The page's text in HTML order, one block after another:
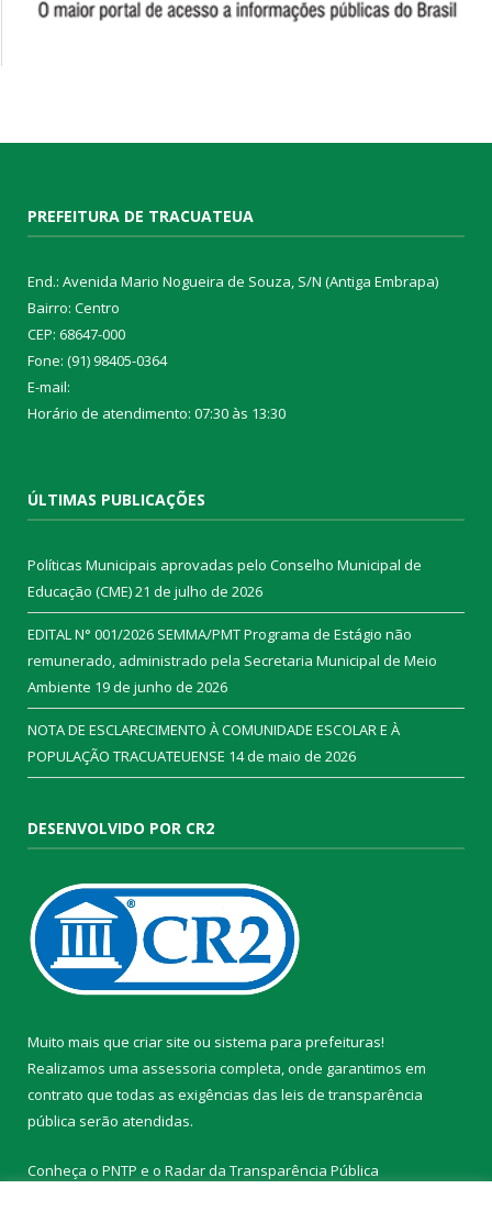
PREFEITURA DE TRACUATEUA
End.: Avenida Mario Nogueira de Souza, S/N (Antiga Embrapa)
Bairro: Centro
CEP: 68647-000
Fone: (91) 98405-0364
E-mail:
Horário de atendimento: 07:30 às 13:30
ÚLTIMAS PUBLICAÇÕES
Políticas Municipais aprovadas pelo Conselho Municipal de
Educação (CME)21 de julho de 2026
EDITAL N° 001/2026 SEMMA/PMT Programa de Estágio não
remunerado, administrado pela Secretaria Municipal de Meio
Ambiente 19 de junho de 2026
NOTA DE ESCLARECIMENTO À COMUNIDADE ESCOLAR E À
POPULAÇÃO TRACUATEUENSE 14 de maio de 2026
DESENVOLVIDO POR CR2
Muito mais que criar site ou sistema para prefeituras!
Realizamos uma assessoria completa, onde garantimos em
contrato que todas as exigências das leis de transparência
pública serão atendidas.
Conheça o PNTP e o Radar da Transparência Pública